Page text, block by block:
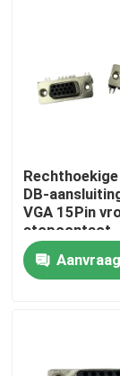
Huis
Ongeveer
DB-
VGA 15Pin
stopcontact